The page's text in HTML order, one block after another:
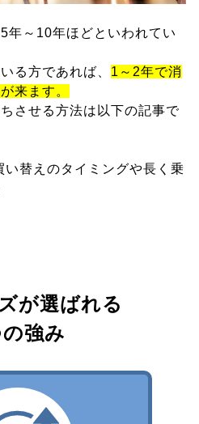
年～10年ほどといわれてい
る方であれば、 1～2年で消
来ます。
させる方法は以下の記事で
替えのタイミングや長く乗
が選ばれる
強み